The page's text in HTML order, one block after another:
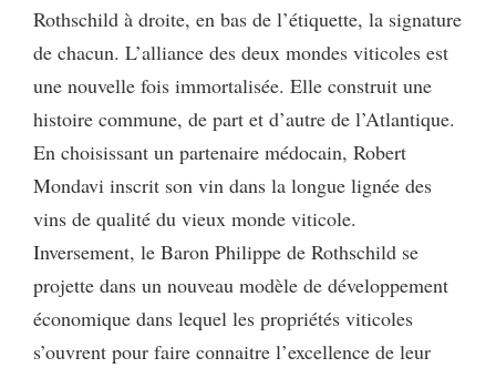
Rothschild à droite, en bas de l’étiquette, la signature
de chacun. L’alliance des deux mondes viticoles est
une nouvelle fois immortalisée. Elle construit une
histoire commune, de part et d’autre de l’Atlantique.
En choisissant un partenaire médocain, Robert
Mondavi inscrit son vin dans la longue lignée des
vins de qualité du vieux monde viticole.
Inversement, le Baron Philippe de Rothschild se
projette dans un nouveau modèle de développement
économique dans lequel les propriétés viticoles
s’ouvrent pour faire connaitre l’excellence de leur